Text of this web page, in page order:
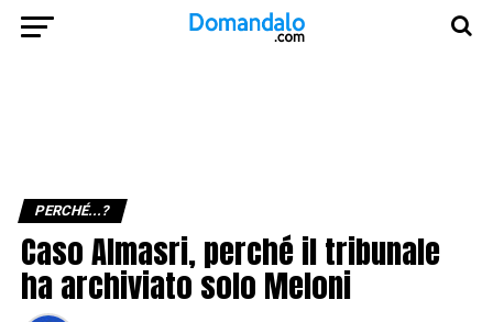
PERCHÉ...?
Caso Almasri, perché il tribunale
ha archiviato solo Meloni